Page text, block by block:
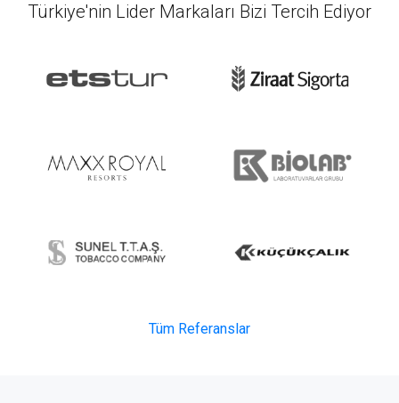
Türkiye'nin Lider Markaları Bizi Tercih Ediyor
Tüm Referanslar